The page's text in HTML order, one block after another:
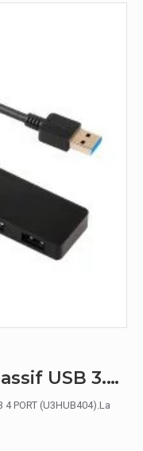
i-tec Concentrateur passif USB 3.0 Slim
4 PORT (U3HUB404).La